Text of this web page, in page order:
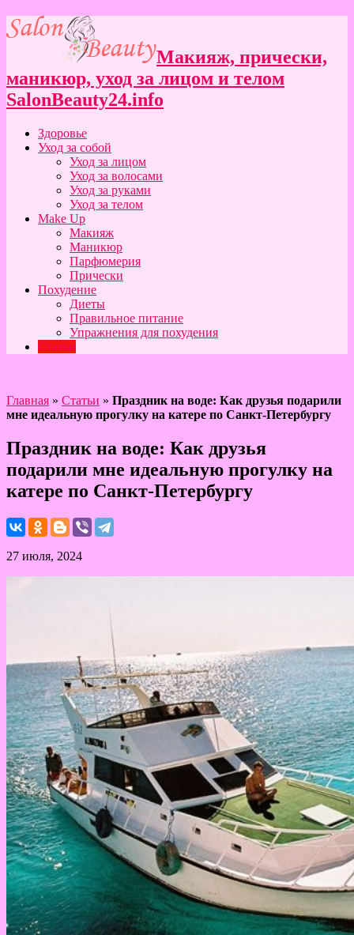
Макияж, прически,
маникюр, уход за лицом и телом
SalonBeauty24.info
Здоровье
Уход за собой
Уход за лицом
Уход за волосами
Уход за руками
Уход за телом
Make Up
Макияж
Маникюр
Парфюмерия
Прически
Похудение
Диеты
Правильное питание
Упражнения для похудения
Статьи
Главная » Статьи » Праздник на воде: Как друзья подарили
мне идеальную прогулку на катере по Санкт-Петербургу
Праздник на воде: Как друзья
подарили мне идеальную прогулку на
катере по Санкт-Петербургу
27 июля, 2024